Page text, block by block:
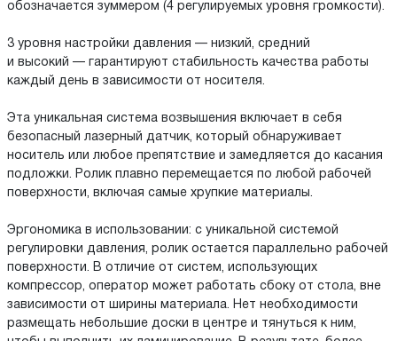
обозначается зуммером (4 регулируемых уровня громкости).
3 уровня настройки давления — низкий, средний
и высокий — гарантируют стабильность качества работы
каждый день в зависимости от носителя.
Эта уникальная система возвышения включает в себя
безопасный лазерный датчик, который обнаруживает
носитель или любое препятствие и замедляется до касания
подложки. Ролик плавно перемещается по любой рабочей
поверхности, включая самые хрупкие материалы.
Эргономика в использовании: с уникальной системой
регулировки давления, ролик остается параллельно рабочей
поверхности. В отличие от систем, использующих
компрессор, оператор может работать сбоку от стола, вне
зависимости от ширины материала. Нет необходимости
размещать небольшие доски в центре и тянуться к ним,